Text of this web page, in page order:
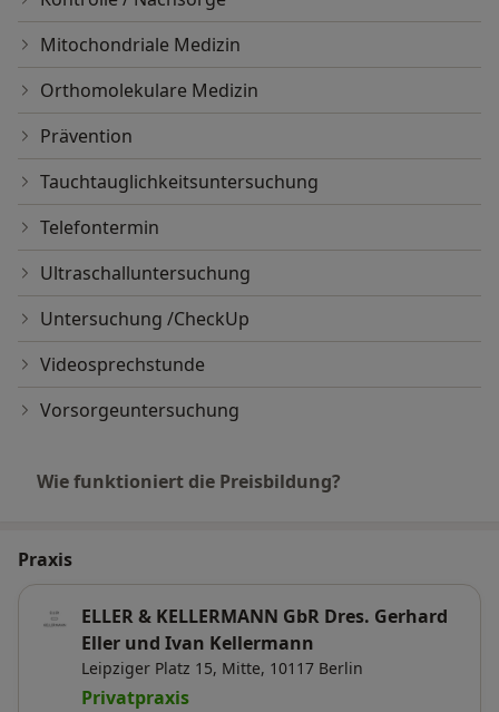
Mitochondriale Medizin
Orthomolekulare Medizin
Prävention
Tauchtauglichkeitsuntersuchung
Telefontermin
Ultraschalluntersuchung
Untersuchung /CheckUp
Videosprechstunde
Vorsorgeuntersuchung
Wie funktioniert die Preisbildung?
Praxis
ELLER & KELLERMANN GbR Dres. Gerhard
Eller und Ivan Kellermann
Leipziger Platz 15, Mitte, 10117 Berlin
Privatpraxis